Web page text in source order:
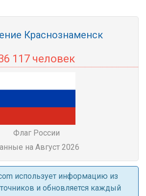
Краснознаменск
117 человек
Флаг России
на Август 2026
использует информацию из
и обновляется каждый